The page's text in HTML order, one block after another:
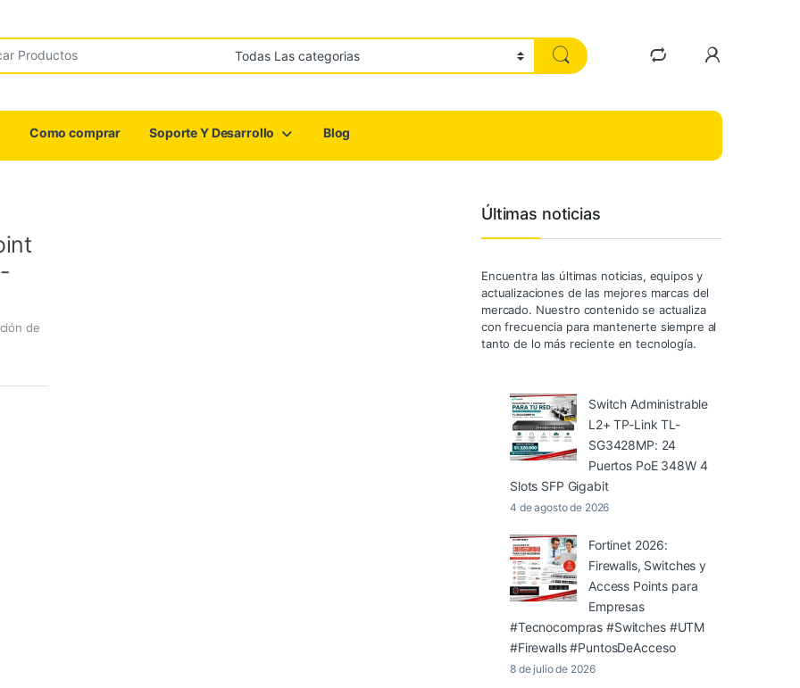
Como comprar Soporte Y Desarrollo Blog
de
Últimas noticias
Encuentra las últimas noticias, equipos y
actualizaciones de las mejores marcas del
mercado. Nuestro contenido se actualiza
con frecuencia para mantenerte siempre al
tanto de lo más reciente en tecnología.
Switch Administrable
L2+ TP-Link TL-
SG3428MP: 24
Puertos PoE 348W 4
Slots SFP Gigabit
4 de agosto de 2026
Fortinet 2026:
Firewalls, Switches y
Access Points para
Empresas
#Tecnocompras #Switches #UTM
#Firewalls #PuntosDeAcceso
8 de julio de 2026